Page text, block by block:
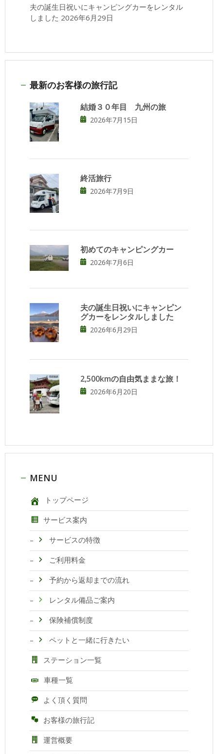
夫の誕生日祝いにキャンピングカーをレンタル
しました 2026年6月29日
最新のお客様の旅行記
結婚３０年目 九州の旅
2026年7月15日
終活旅行
2026年7月9日
初めてのキャンピングカー
2026年7月6日
夫の誕生日祝いにキャンピン
グカーをレンタルしました
2026年6月29日
2,500kmの自由気ままな旅！
2026年6月20日
MENU
トップページ
サービス案内
サービスの特徴
ご利用料金
予約から返却までの流れ
レンタル備品ご案内
保険補償制度
ペットと一緒に行きたい
ステーション一覧
車種一覧
よく頂く質問
お客様の旅行記
運営概要